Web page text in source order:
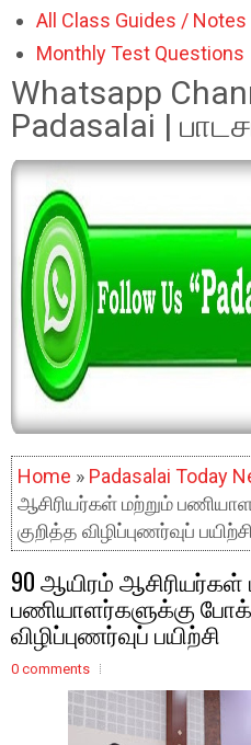
All Class Guides / Notes
Monthly Test Questions
Whatsapp
Padasalai |
Home » Padasalai Today
ஆசிரியர்கள் மற்றும்
குறித்த விழிப்புணர்வுப் பயிற்சி
90 ஆயிரம் ஆசிரியர்கள்
பணியாளர்களுக்கு
விழிப்புணர்வுப் பயிற்சி
0 comments